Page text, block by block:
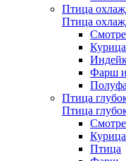
Птица
Птица
Курица
Фарш
Птица
Птица
Курица
Птица